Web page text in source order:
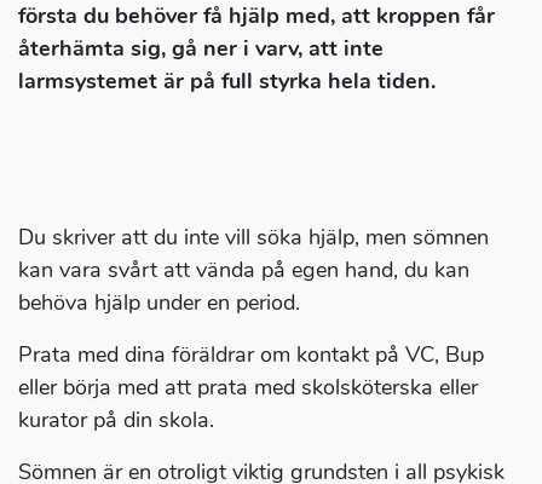
första du behöver få hjälp med, att kroppen får
återhämta sig, gå ner i varv, att inte
larmsystemet är på full styrka hela tiden.
Du skriver att du inte vill söka hjälp, men sömnen
kan vara svårt att vända på egen hand, du kan
behöva hjälp under en period.
Prata med dina föräldrar om kontakt på VC, Bup
eller börja med att prata med skolsköterska eller
kurator på din skola.
Sömnen är en otroligt viktig grundsten i all psykisk